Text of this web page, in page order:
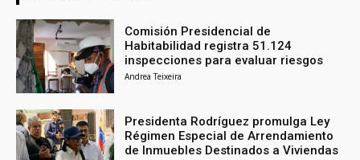
Comisión Presidencial de
Habitabilidad registra 51.124
inspecciones para evaluar riesgos
Andrea Teixeira
Presidenta Rodríguez promulga Ley
Régimen Especial de Arrendamiento
de Inmuebles Destinados a Viviendas